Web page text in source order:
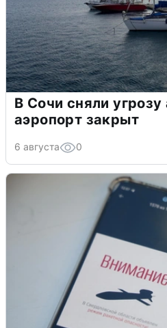
В Сочи сняли
аэропорт закрыт
6 августа 0